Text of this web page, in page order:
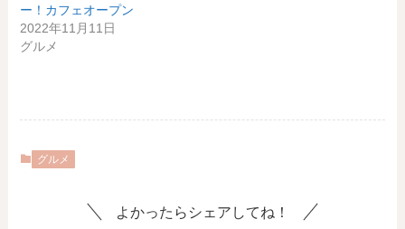
ー！カフェオープン
2022年11月11日
グルメ
グルメ
よかったらシェアしてね！